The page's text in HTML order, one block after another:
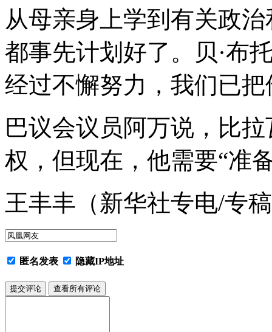
从母亲身上学到有关政
都事先计划好了。贝·布
经过不懈努力，我们已
巴议会议员阿万说，比
权，但现在，他需要“准
王丰丰（新华社专电/专
匿名发表 隐藏IP地址